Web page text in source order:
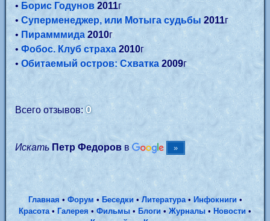
• Борис Годунов 2011г
•Суперменеджер, или Мотыга судьбы 2011г
• Пирамммида 2010г
• Фобос. Клуб страха 2010г
• Обитаемый остров: Схватка 2009г
Всего отзывов:0
Искать Петр Федоров в
Главная • Форум• Беседки• Литература• Инфокниги •
Красота• Галерея • Фильмы • Блоги • Журналы • Новости •